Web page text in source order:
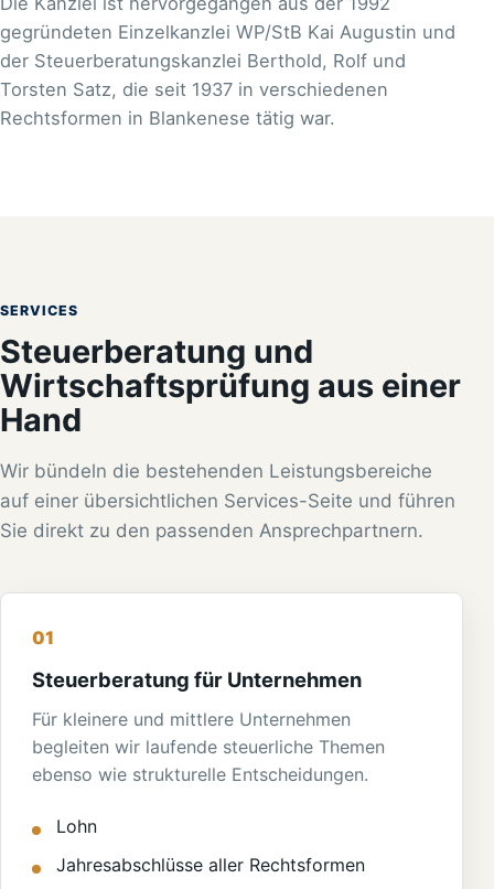
gegründeten Einzelkanzlei WP/StB Kai Augustin und
der Steuerberatungskanzlei Berthold, Rolf und
Torsten Satz, die seit 1937 in verschiedenen
Rechtsformen in Blankenese tätig war.
SERVICES
Steuerberatung und
Wirtschaftsprüfung aus einer
Hand
Wir bündeln die bestehenden Leistungsbereiche
auf einer übersichtlichen Services-Seite und führen
Sie direkt zu den passenden Ansprechpartnern.
01
Steuerberatung für Unternehmen
Für kleinere und mittlere Unternehmen
begleiten wir laufende steuerliche Themen
ebenso wie strukturelle Entscheidungen.
Lohn
Jahresabschlüsse aller Rechtsformen